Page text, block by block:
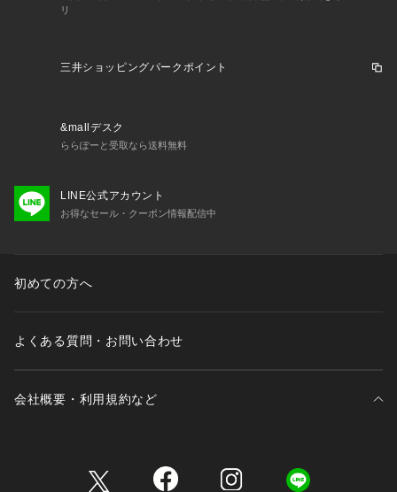
リ
三井ショッピングパークポイント
&mallデスク
ららぽーと受取なら送料無料
LINE公式アカウント
お得なセール・クーポン情報配信中
初めての方へ
よくある質問・お問い合わせ
会社概要・利用規約など